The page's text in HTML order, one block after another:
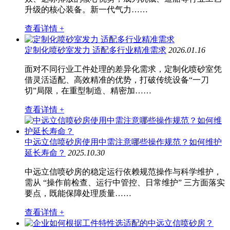
升级的核心装备。新一代气力……
查看详情 +
定制化喷砂室发力 适配多行业精准需求 2026.01.16
面对不同行业工件处理的差异化需求，定制化喷砂室凭
借灵活适配、高效精准的优势，打破传统设备“一刀
切”局限，在重型制造、精密加……
查看详情 +
中远立信喷砂房使用中需注意哪些操作规范？如何维护
延长寿命？ 2025.10.30
中远立信喷砂房的稳定运行依赖规范操作与科学维护，
需从 “操作前检查、运行中管控、日常维护” 三方面落实
要点，既能保障处理质量……
查看详情 +